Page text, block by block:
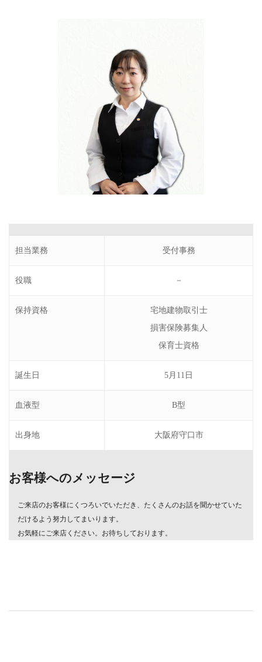
担当業務 受付事務
役職 －
保持資格
宅地建物取引士
損害保険募集人
保育士資格
誕生日 5月11日
血液型 B型
出身地 大阪府守口市
お客様へのメッセージ
ご来店のお客様にくつろいでいただき、たくさんのお話を聞かせていた
だけるよう努力してまいります。
お気軽にご来店ください。お待ちしております。